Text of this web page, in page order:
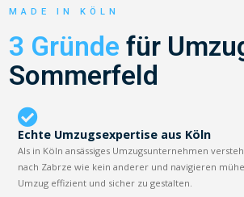
MADE IN KÖLN
3 Gründe für
Sommerfeld
Echte Umzugsexpertise aus Köln
Als in Köln ansässiges Umzugsunternehmen
nach Zabrze wie kein anderer und navigieren
Umzug effizient und sicher zu gestalten.